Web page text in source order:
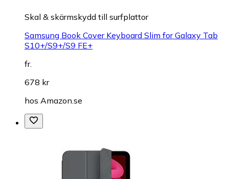
Skal & skärmskydd till surfplattor
Samsung Book Cover Keyboard Slim for Galaxy Tab
S10+/S9+/S9 FE+
fr.
678 kr
hos Amazon.se